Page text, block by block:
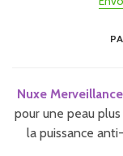
Nuxe
pour une peau
la puissance